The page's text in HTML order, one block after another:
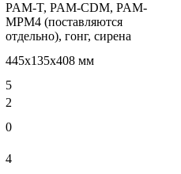
PAM-T, PAM-CDM, PAM-
MPM4 (поставляются
отдельно), гонг, сирена
445x135x408 мм
5
2
0
4